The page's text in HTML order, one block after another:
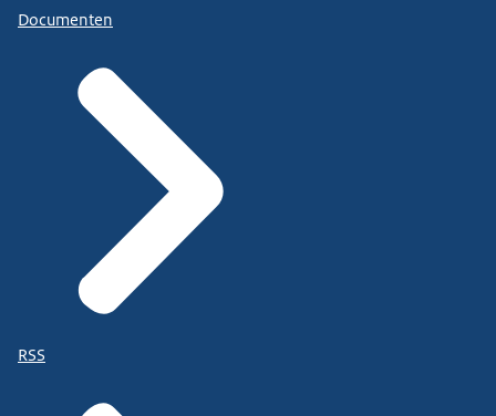
Documenten
RSS